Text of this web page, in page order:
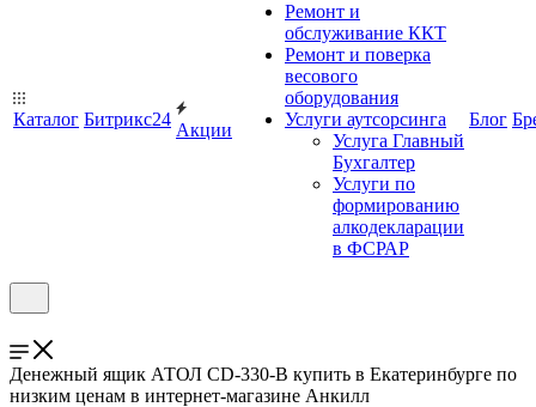
Каталог Битрикс24
Акции
Ремонт и
обслуживание ККТ
Ремонт и поверка
весового
оборудования
Услуги аутсорсинга
Услуга Главный
Бухгалтер
Услуги по
формированию
алкодекларации
в ФСРАР
Блог
Денежный ящик АТОЛ CD-330-B купить в Екатеринбурге по
низким ценам в интернет-магазине Анкилл